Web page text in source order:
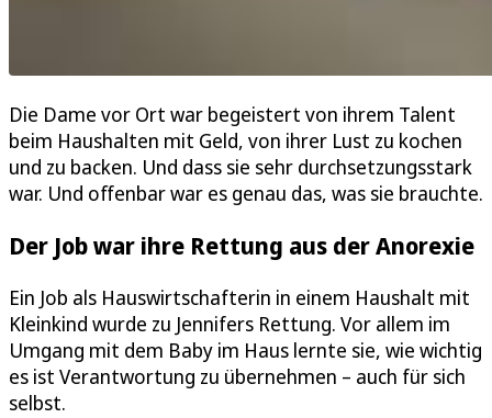
Die Dame vor Ort war begeistert von ihrem Talent
beim Haushalten mit Geld, von ihrer Lust zu kochen
und zu backen. Und dass sie sehr durchsetzungsstark
war. Und offenbar war es genau das, was sie brauchte.
Der Job war ihre Rettung aus der Anorexie
Ein Job als Hauswirtschafterin in einem Haushalt mit
Kleinkind wurde zu Jennifers Rettung. Vor allem im
Umgang mit dem Baby im Haus lernte sie, wie wichtig
es ist Verantwortung zu übernehmen – auch für sich
selbst.